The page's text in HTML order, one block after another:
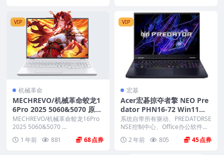
VIP
机械革命
MECHREVO/机械革命蛟龙1
6Pro 2025 5060&5070 原厂
Windows11 24H2 恢复系统
镜像下载
MECHREVO/机械革命蛟龙16Pro
2025 5060&5070 ...
1 年前
881 68
VIP
宏基
Acer宏碁掠夺者擎 NEO Pre
dator PHN16-72 Win11原
厂oem系统 工厂模式 恢复出
厂系统
系统自带所有驱动、PREDATORSE
NSE控制中心、Office办公软件、
2 年前 805 45